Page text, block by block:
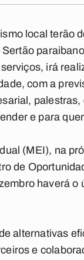
local terão
irá
com a
e para
(MEI), na
de
haverá o
alternativas
e